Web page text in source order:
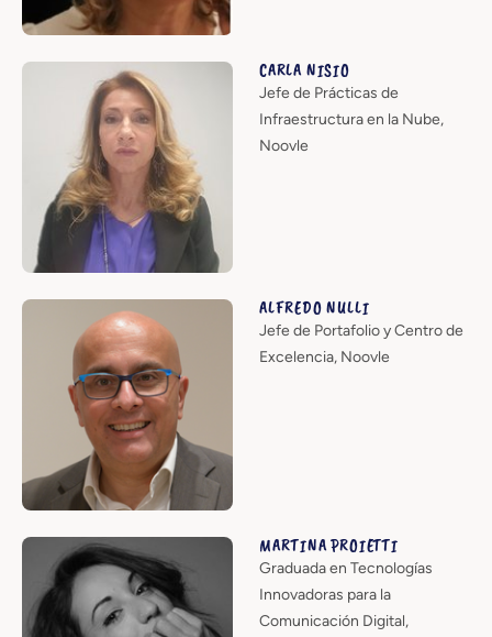
CARLA NISIO
Jefe de Prácticas de
Infraestructura en la Nube,
Noovle
ALFREDO NULLI
Jefe de Portafolio y Centro de
Excelencia, Noovle
MARTINA PROIETTI
Graduada en Tecnologías
Innovadoras para la
Comunicación Digital,